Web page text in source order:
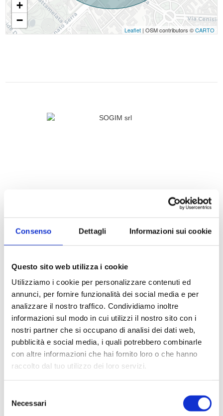
Consenso Dettagli Informazioni sui cookie
Questo sito web utilizza i cookie
Utilizziamo i cookie per personalizzare contenuti ed
annunci, per fornire funzionalità dei social media e per
analizzare il nostro traffico. Condividiamo inoltre
informazioni sul modo in cui utilizzi il nostro sito con i
nostri partner che si occupano di analisi dei dati web,
pubblicità e social media, i quali potrebbero combinarle
con altre informazioni che hai fornito loro o che hanno
raccolto dal tuo utilizzo dei loro servizi.
delNecessari
+
−
Leaflet| OSM contributors ©CARTO
P.IVA: 06407680963
02660709 ...
CONTATTACI